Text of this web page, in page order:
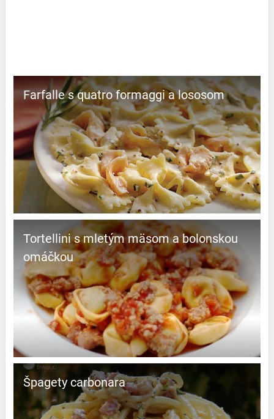
Farfalle s quatro formaggi a lososom
Tortellini s mletým mäsom a bolonskou
omáčkou
Špagety carbonara